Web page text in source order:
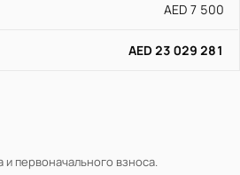
AED 7 500
AED 23 029 281
и первоначального взноса.